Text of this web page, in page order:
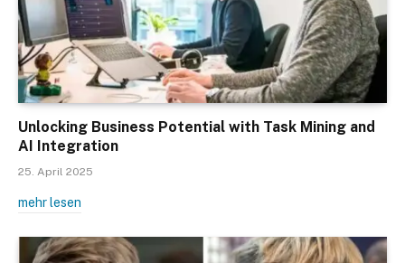
Unlocking Business Potential with Task Mining and
AI Integration
25. April 2025
mehr lesen